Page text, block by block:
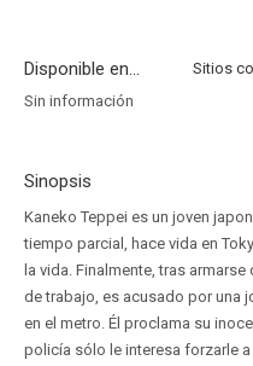
Disponible en...
Sin información
Sinopsis
Kaneko Teppei es un joven
tiempo parcial, hace vida en
la vida. Finalmente, tras
de trabajo, es acusado por una
en el metro. Él proclama su
policía sólo le interesa forzarle